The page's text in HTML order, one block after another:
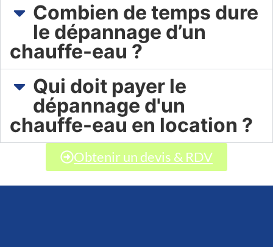
Combien de temps dure
le dépannage d’un
chauffe-eau ?
Qui doit payer le
dépannage d'un
chauffe-eau en location ?
Obtenir un devis & RDV